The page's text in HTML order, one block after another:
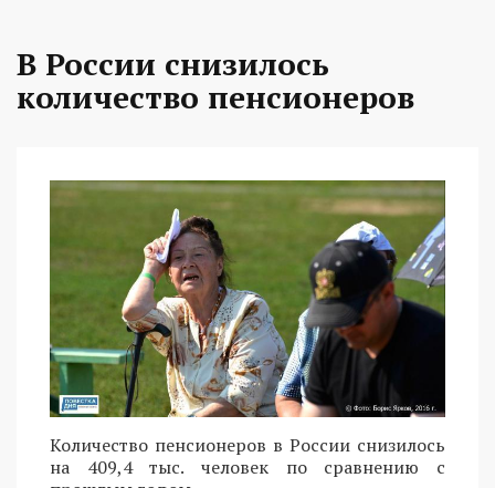
В России снизилось
количество пенсионеров
Количество пенсионеров в России снизилось
на 409,4 тыс. человек по сравнению с